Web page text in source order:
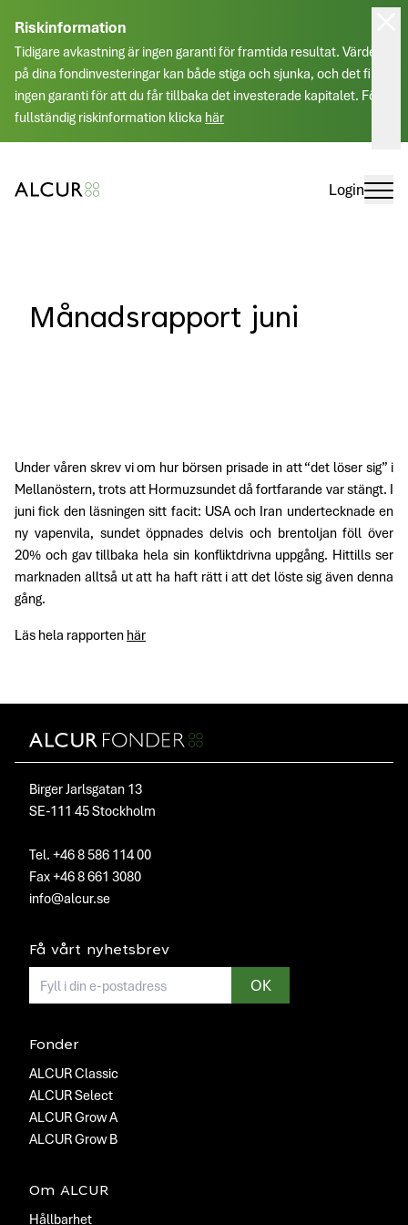
Riskinformation
Tidigare avkastning är ingen garanti för framtida resultat. Värdet
på dina fondinvesteringar kan både stiga och sjunka, och det finns
ingen garanti för att du får tillbaka det investerade kapitalet. För
fullständig riskinformation klicka här
Login
Månadsrapport juni
Under våren skrev vi om hur börsen prisade in att “det löser sig” i
Mellanöstern, trots att Hormuzsundet då fortfarande var stängt. I
juni fick den läsningen sitt facit: USA och Iran undertecknade en
ny vapenvila, sundet öppnades delvis och brentoljan föll över
20% och gav tillbaka hela sin konfliktdrivna uppgång. Hittills ser
marknaden alltså ut att ha haft rätt i att det löste sig även denna
gång.
Läs hela rapporten här
Birger Jarlsgatan 13
SE-111 45 Stockholm
Tel. +46 8 586 114 00
Fax +46 8 661 3080
info@alcur.se
Få vårt nyhetsbrev
E-mailadress OK
Fonder
ALCUR Classic
ALCUR Select
ALCUR Grow A
ALCUR Grow B
Om ALCUR
Hållbarhet